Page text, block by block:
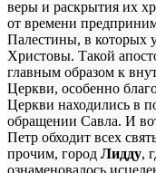
веры и раскрытия их
от времени
Палестины, в которых
Христовы. Такой
главным образом к
Церкви, особенно
Церкви находились в
обращении Савла. И
Петр обходит всех
прочим, город Лидду,